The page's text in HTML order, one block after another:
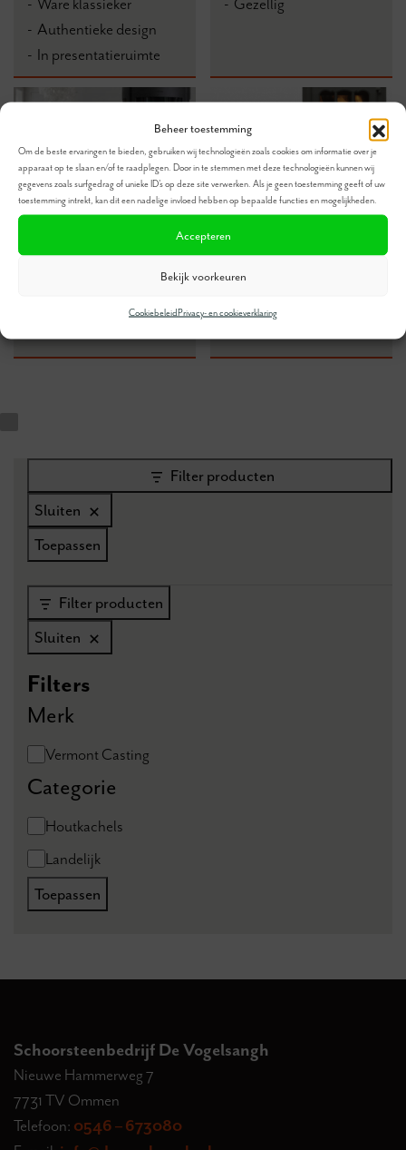
Beheer toestemming
Om de beste ervaringen te bieden, gebruiken wij technologieën zoals cookies om informatie over je
apparaat op te slaan en/of te raadplegen. Door in te stemmen met deze technologieën kunnen wij
gegevens zoals surfgedrag of unieke ID's op deze site verwerken. Als je geen toestemming geeft of uw
toestemming intrekt, kan dit een nadelige invloed hebben op bepaalde functies en mogelijkheden.
Accepteren
Bekijk voorkeuren
CookiebeleidPrivacy- en cookieverklaring
Filter producten
Sluiten
Toepassen
Filter producten
Sluiten
Filters
Merk
MerkVermont Casting
Categorie
Categorie
Houtkachels
Landelijk
Toepassen
Authentieke design
In presentatieruimte
Morsø 7990 vlakke
basis
Deense kwaliteit
Trianon HK 10.01.10
Losse onderdelen bij
ons verkrijgbaar
Schoorsteenbedrijf De Vogelsangh
Nieuwe Hammerweg 7
7731 TV Ommen
Telefoon: 0546 – 673080